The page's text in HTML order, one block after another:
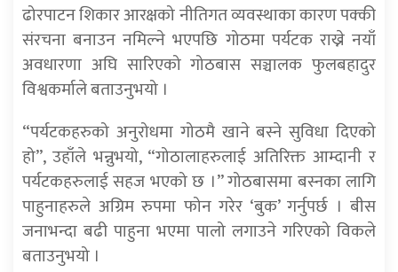
ढोरपाटन शिकार आरक्षको नीतिगत व्यवस्थाका कारण पक्की
संरचना बनाउन नमिल्ने भएपछि गोठमा पर्यटक राख्ने नयाँ
अवधारणा अघि सारिएको गोठबास सञ्चालक फुलबहादुर
विश्वकर्माले बताउनुभयो ।
“पर्यटकहरुको अनुरोधमा गोठमै खाने बस्ने सुविधा दिएको
हो”, उहाँले भन्नुभयो, “गोठालाहरुलाई अतिरिक्त आम्दानी र
पर्यटकहरुलाई सहज भएको छ ।” गोठबासमा बस्नका लागि
पाहुनाहरुले अग्रिम रुपमा फोन गरेर ‘बुक’ गर्नुपर्छ । बीस
जनाभन्दा बढी पाहुना भएमा पालो लगाउने गरिएको विकले
बताउनुभयो ।